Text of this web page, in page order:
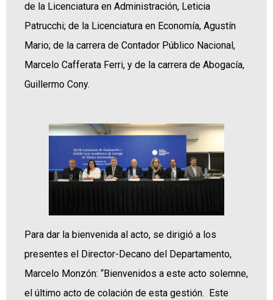
de la Licenciatura en Administración, Leticia
Patrucchi; de la Licenciatura en Economía, Agustín
Mario; de la carrera de Contador Público Nacional,
Marcelo Cafferata Ferri, y de la carrera de Abogacía,
Guillermo Cony.
Para dar la bienvenida al acto, se dirigió a los
presentes el Director-Decano del Departamento,
Marcelo Monzón: “Bienvenidos a este acto solemne,
el último acto de colación de esta gestión. Este